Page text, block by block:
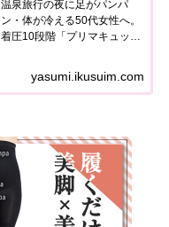
温泉旅行の夜に足がパンパ
ン・体が冷える50代女性へ。
着圧10段階「プリマキュット
の足の軽さが全然違います。
yasumi.ikusuim.com